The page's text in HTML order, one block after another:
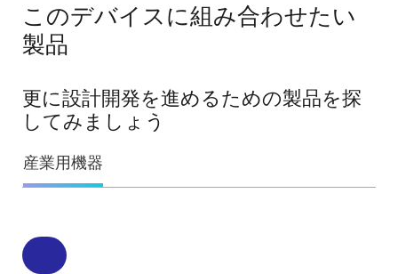
このデバイスに組み合わせたい
製品
更に設計開発を進めるための製品を探
してみましょう
産業用機器